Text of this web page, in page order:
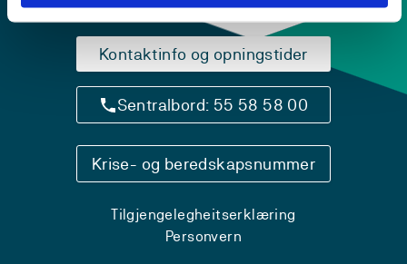
Kontaktinfo og opningstider
Sentralbord: 55 58 58 00
Krise- og beredskapsnummer
Tilgjengelegheitserklæring
Personvern